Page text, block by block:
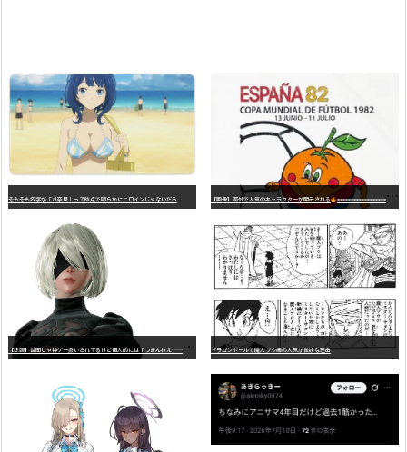
そもそも名字が「八奈見」って時点で明らかにヒロインじゃないだろ 【画像】海外で人気のキャラクターが開示される wwwwwwwwwwwwwwwwwwwwwwwwwwwwwwwwwwwwwwwwwwwwwwwww
【
悲報】世間じゃ神ゲー扱いされてるけど個人的には「つまんねえ……」と思ったゲーム挙げてけ ドラゴンボールで魔人ブウ編の人気が微妙な理由